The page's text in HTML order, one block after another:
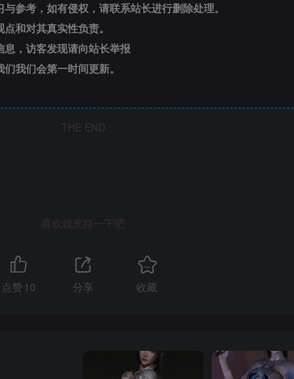
参考，如有侵权，请联系站长进行删除处理。
和对其真实性负责。
，访客发现请向站长举报
我们会第一时间更新。
THE END
喜欢就支持一下吧
点赞 10 分享 收藏